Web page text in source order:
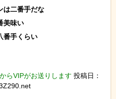
は二番手だな
美味い
番手くらい
らVIPがお送りします 投稿日：